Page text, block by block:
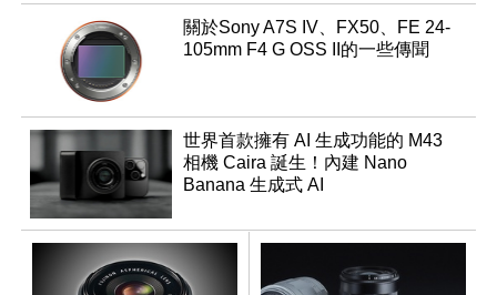
關於Sony A7S IV、FX50、FE 24-
105mm F4 G OSS II的一些傳聞
世界首款擁有 AI 生成功能的 M43
相機 Caira 誕生！內建 Nano
Banana 生成式 AI